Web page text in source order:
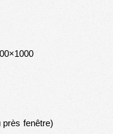
près fenêtre)